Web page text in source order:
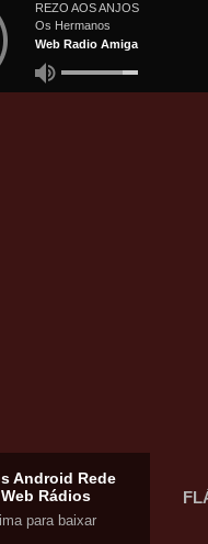
Android Rede
Rádios
para baixar